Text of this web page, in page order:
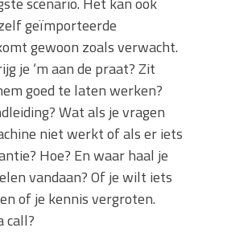
geïmporteerde
gewoon zoals verwacht.
je ‘m aan de praat? Zit
goed te laten werken?
Wat als je vragen
niet werkt of als er iets
Hoe? En waar haal je
vandaan? Of je wilt iets
of je kennis vergroten.
call?